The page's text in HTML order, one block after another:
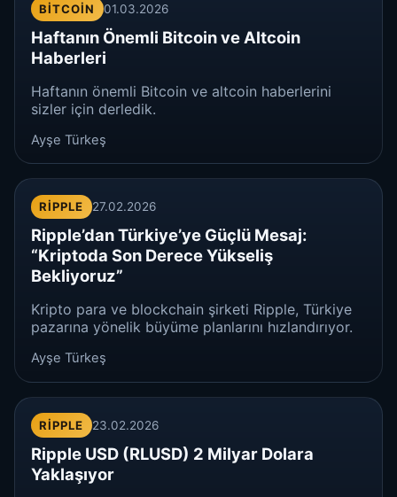
BITCOIN 01.03.2026
Haftanın Önemli Bitcoin ve Altcoin
Haberleri
Haftanın önemli Bitcoin ve altcoin haberlerini
sizler için derledik.
Ayşe Türkeş
RIPPLE 27.02.2026
Ripple’dan Türkiye’ye Güçlü Mesaj:
“Kriptoda Son Derece Yükseliş
Bekliyoruz”
Kripto para ve blockchain şirketi Ripple, Türkiye
pazarına yönelik büyüme planlarını hızlandırıyor.
Ayşe Türkeş
RIPPLE 23.02.2026
Ripple USD (RLUSD) 2 Milyar Dolara
Yaklaşıyor